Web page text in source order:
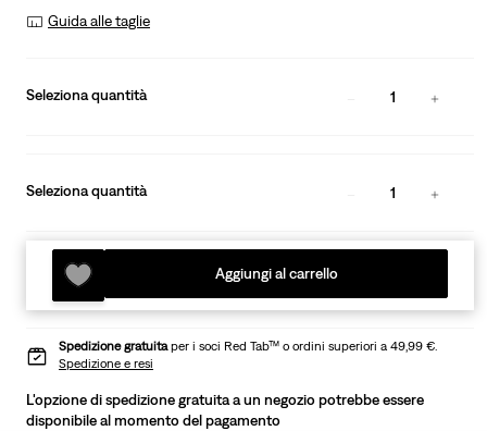
Guida alle taglie
Seleziona quantità 1
Seleziona quantità 1
Aggiungi al carrello
Spedizione gratuitaper i soci Red Tab™ o ordini superiori a 49,99 €.
Spedizione e resi
L'opzione di spedizione gratuita a un negozio potrebbe essere
disponibile al momento del pagamento